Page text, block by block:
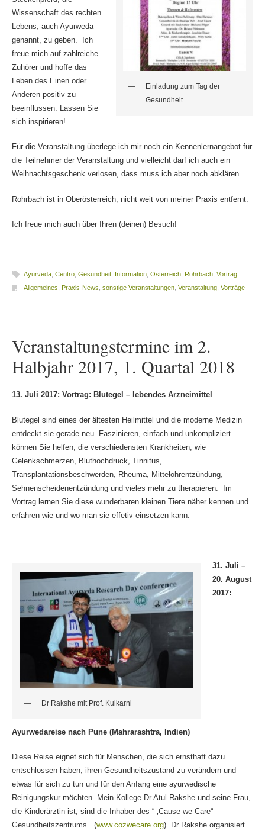
Einladung zum Tag der
Gesundheit
Wissenschaft des rechten
Lebens, auch Ayurweda
genannt, zu geben. Ich
freue mich auf zahlreiche
Zuhörer und hoffe das
Leben des Einen oder
Anderen positiv zu
beeinflussen. Lassen Sie
sich inspirieren!
Für die Veranstaltung überlege ich mir noch ein Kennenlernangebot für
die Teilnehmer der Veranstaltung und vielleicht darf ich auch ein
Weihnachtsgeschenk verlosen, dass muss ich aber noch abklären.
Rohrbach ist in Oberösterreich, nicht weit von meiner Praxis entfernt.
Ich freue mich auch über Ihren (deinen) Besuch!
Ayurveda, Centro, Gesundheit, Information, Österreich, Rohrbach, Vortrag
Allgemeines
Praxis-News sonstige Veranstaltungen, Veranstaltung, Vorträge
Veranstaltungstermine im 2.
Halbjahr 2017, 1. Quartal 2018
13. Juli 2017: Vortrag: Blutegel – lebendes Arzneimittel
Blutegel sind eines der ältesten Heilmittel und die moderne Medizin
entdeckt sie gerade neu. Faszinieren, einfach und unkompliziert
können Sie helfen, die verschiedensten Krankheiten, wie
Gelenkschmerzen, Bluthochdruck, Tinnitus,
Transplantationsbeschwerden, Rheuma, Mittelohrentzündung,
Sehnenscheidenentzündung und vieles mehr zu therapieren. Im
Vortrag lernen Sie diese wunderbaren kleinen Tiere näher kennen und
erfahren wie und wo man sie effetiv einsetzen kann.
Dr Rakshe mit Prof. Kulkarni
31. Juli –
20. August
2017:
Ayurwedareise nach Pune (Mahrarashtra, Indien)
Diese Reise eignet sich für Menschen, die sich ernsthaft dazu
entschlossen haben, ihren Gesundheitszustand zu verändern und
etwas für sich zu tun und für den Anfang eine ayurwedische
Reinigungskur möchten. Mein Kollege Dr Atul Rakshe und seine Frau,
die Kinderärztin ist, sind die Inhaber des “ ‚Cause we Care“
Gesundheitszentrums. (www.cozwecare.org). Dr Rakshe organisiert